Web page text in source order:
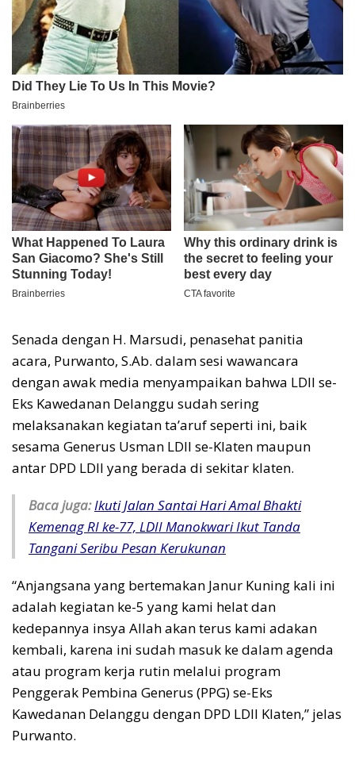
Senada dengan H. Marsudi, penasehat panitia
acara, Purwanto, S.Ab. dalam sesi wawancara
dengan awak media menyampaikan bahwa LDII se-
Eks Kawedanan Delanggu sudah sering
melaksanakan kegiatan ta’aruf seperti ini, baik
sesama Generus Usman LDII se-Klaten maupun
antar DPD LDII yang berada di sekitar klaten.
Baca juga:Ikuti Jalan Santai Hari Amal Bhakti
Kemenag RI ke-77, LDII Manokwari Ikut Tanda
Tangani Seribu Pesan Kerukunan
“Anjangsana yang bertemakan Janur Kuning kali ini
adalah kegiatan ke-5 yang kami helat dan
kedepannya insya Allah akan terus kami adakan
kembali, karena ini sudah masuk ke dalam agenda
atau program kerja rutin melalui program
Penggerak Pembina Generus (PPG) se-Eks
Kawedanan Delanggu dengan DPD LDII Klaten,” jelas
Purwanto.